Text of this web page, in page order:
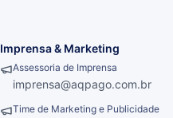
Imprensa & Marketing
Assessoria de Imprensa
imprensa@aqpago.com.br
Time de Marketing e Publicidade